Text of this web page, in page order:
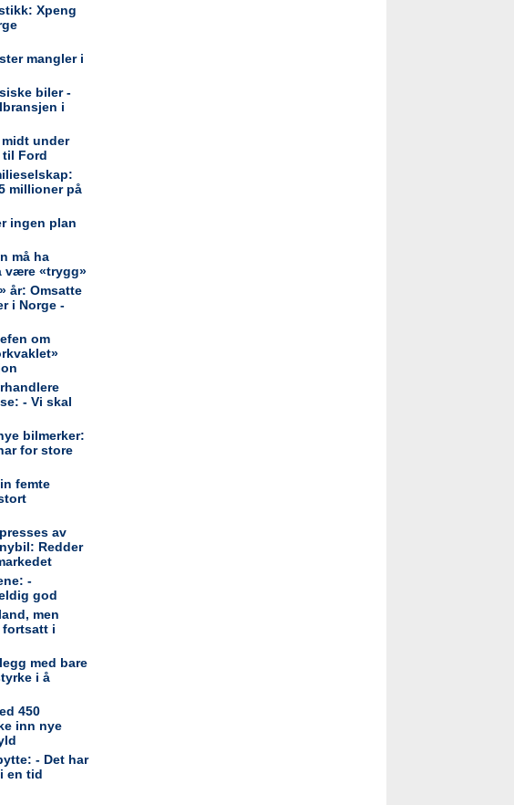
AS
Arna
Technician -
AS
Technician -
AS
Technician -
AS
Xpeng
mangler i
biler -
i
under
Ford
millioner på
ingen plan
må ha
være «trygg»
år: Omsatte
i Norge -
om
- Vi skal
bilmerker:
for store
femte
av
Redder
-
god
men
fortsatt i
med bare
i å
450
inn nye
- Det har
en tid